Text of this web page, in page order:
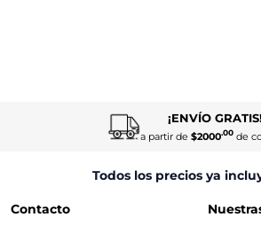
¡ENVÍO GRATIS!
a partir de $2000.00de
Todos los precios ya
Contacto